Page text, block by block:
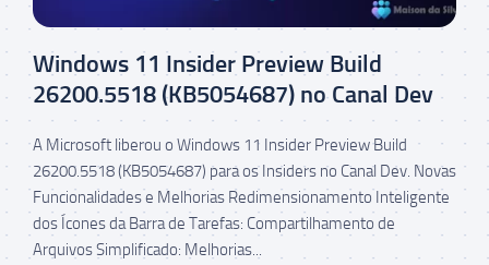
Windows 11 Insider Preview Build
26200.5518 (KB5054687) no Canal Dev
A Microsoft liberou o Windows 11 Insider Preview Build
26200.5518 (KB5054687) para os Insiders no Canal Dev. Novas
Funcionalidades e Melhorias Redimensionamento Inteligente
dos Ícones da Barra de Tarefas: Compartilhamento de
Arquivos Simplificado: Melhorias...